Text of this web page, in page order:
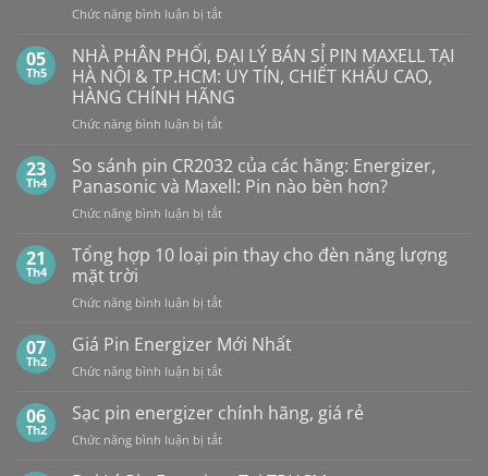
Mua
con
thỏ
giá
rẻ
ở
đâu
PIN
NGỜ?
PIN
MAXELL
CR2032S Cao
cấp
Chức năng bình luận bị tắtở
GP
LR44
Alkaline
GPA76F-
2C10
Vỉ
10
Viên
05
Th5
NHÀ PHÂN PHỐI, ĐẠI LÝ BÁN SỈ PIN MAXELL TẠI
HÀ NỘI & TP.HCM: UY TÍN, CHIẾT KHẤU CAO,
HÀNG CHÍNH HÃNG
Chức năng bình luận bị tắtở
PHÂN
PHỐI,
ĐẠI
LÝ
SỈ
TẠI
NỘI
TP.HCM:
TÍN,
CHIẾT
23
Th4
So sánh pin CR2032 của các hãng: Energizer,
Panasonic và Maxell: Pin nào bền hơn?
Chức năng bình luận bị tắtở
sánh
pin
của
hãng:
Panasonic
Maxell:
21
Th4
Tổng hợp 10 loại pin thay cho đèn năng lượng
mặt trời
Chức năng bình luận bị tắtở
hợp
10
loại
thay
đèn
07
Th2
Giá Pin Energizer Mới Nhất
Chức năng bình luận bị tắtở
Pin
Energizer
Mới
06
Th2
Sạc pin energizer chính hãng, giá rẻ
Chức năng bình luận bị tắtở